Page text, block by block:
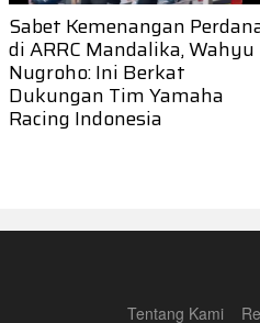
Sabet Kemenangan
di ARRC Mandalika, Wahyu
Nugroho: Ini Berkat
Dukungan Tim Yamaha
Racing Indonesia
Tentang Kami